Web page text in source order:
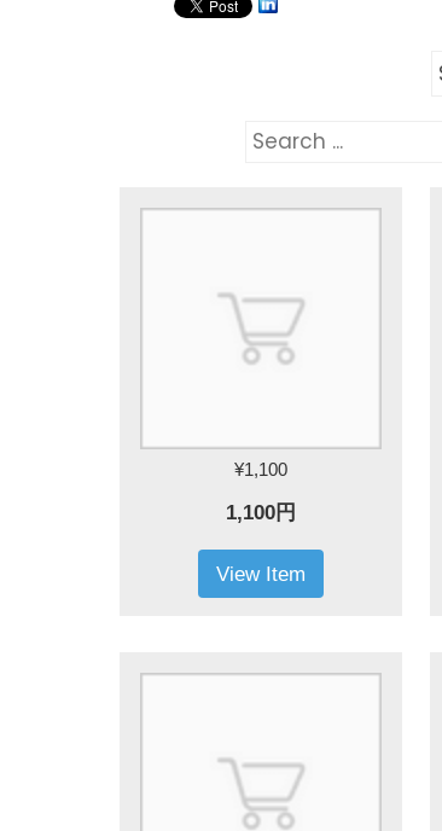
¥1,100
1,100円
View Item